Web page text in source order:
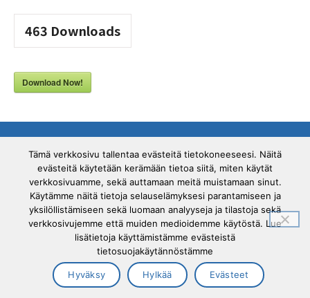
463 Downloads
Download Now!
Tietosuojaseloste|Cookies (evästeet)
Tämä verkkosivu tallentaa evästeitä tietokoneeseesi. Näitä
evästeitä käytetään kerämään tietoa siitä, miten käytät
verkkosivuamme, sekä auttamaan meitä muistamaan sinut.
Käytämme näitä tietoja selauselämyksesi parantamiseen ja
yksilöllistämiseen sekä luomaan analyyseja ja tilastoja sekä
verkkosivujemme että muiden medioidemme käytöstä. Lue
lisätietoja käyttämistämme evästeistä
tietosuojakäytännöstämme
Hyväksy Hylkää Evästeet